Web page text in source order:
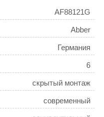
AF88121G
Abber
Германия
6
скрытый монтаж
современный